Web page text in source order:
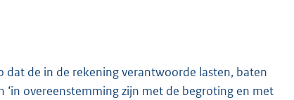
de in de rekening verantwoorde lasten, baten
overeenstemming zijn met de begroting en met